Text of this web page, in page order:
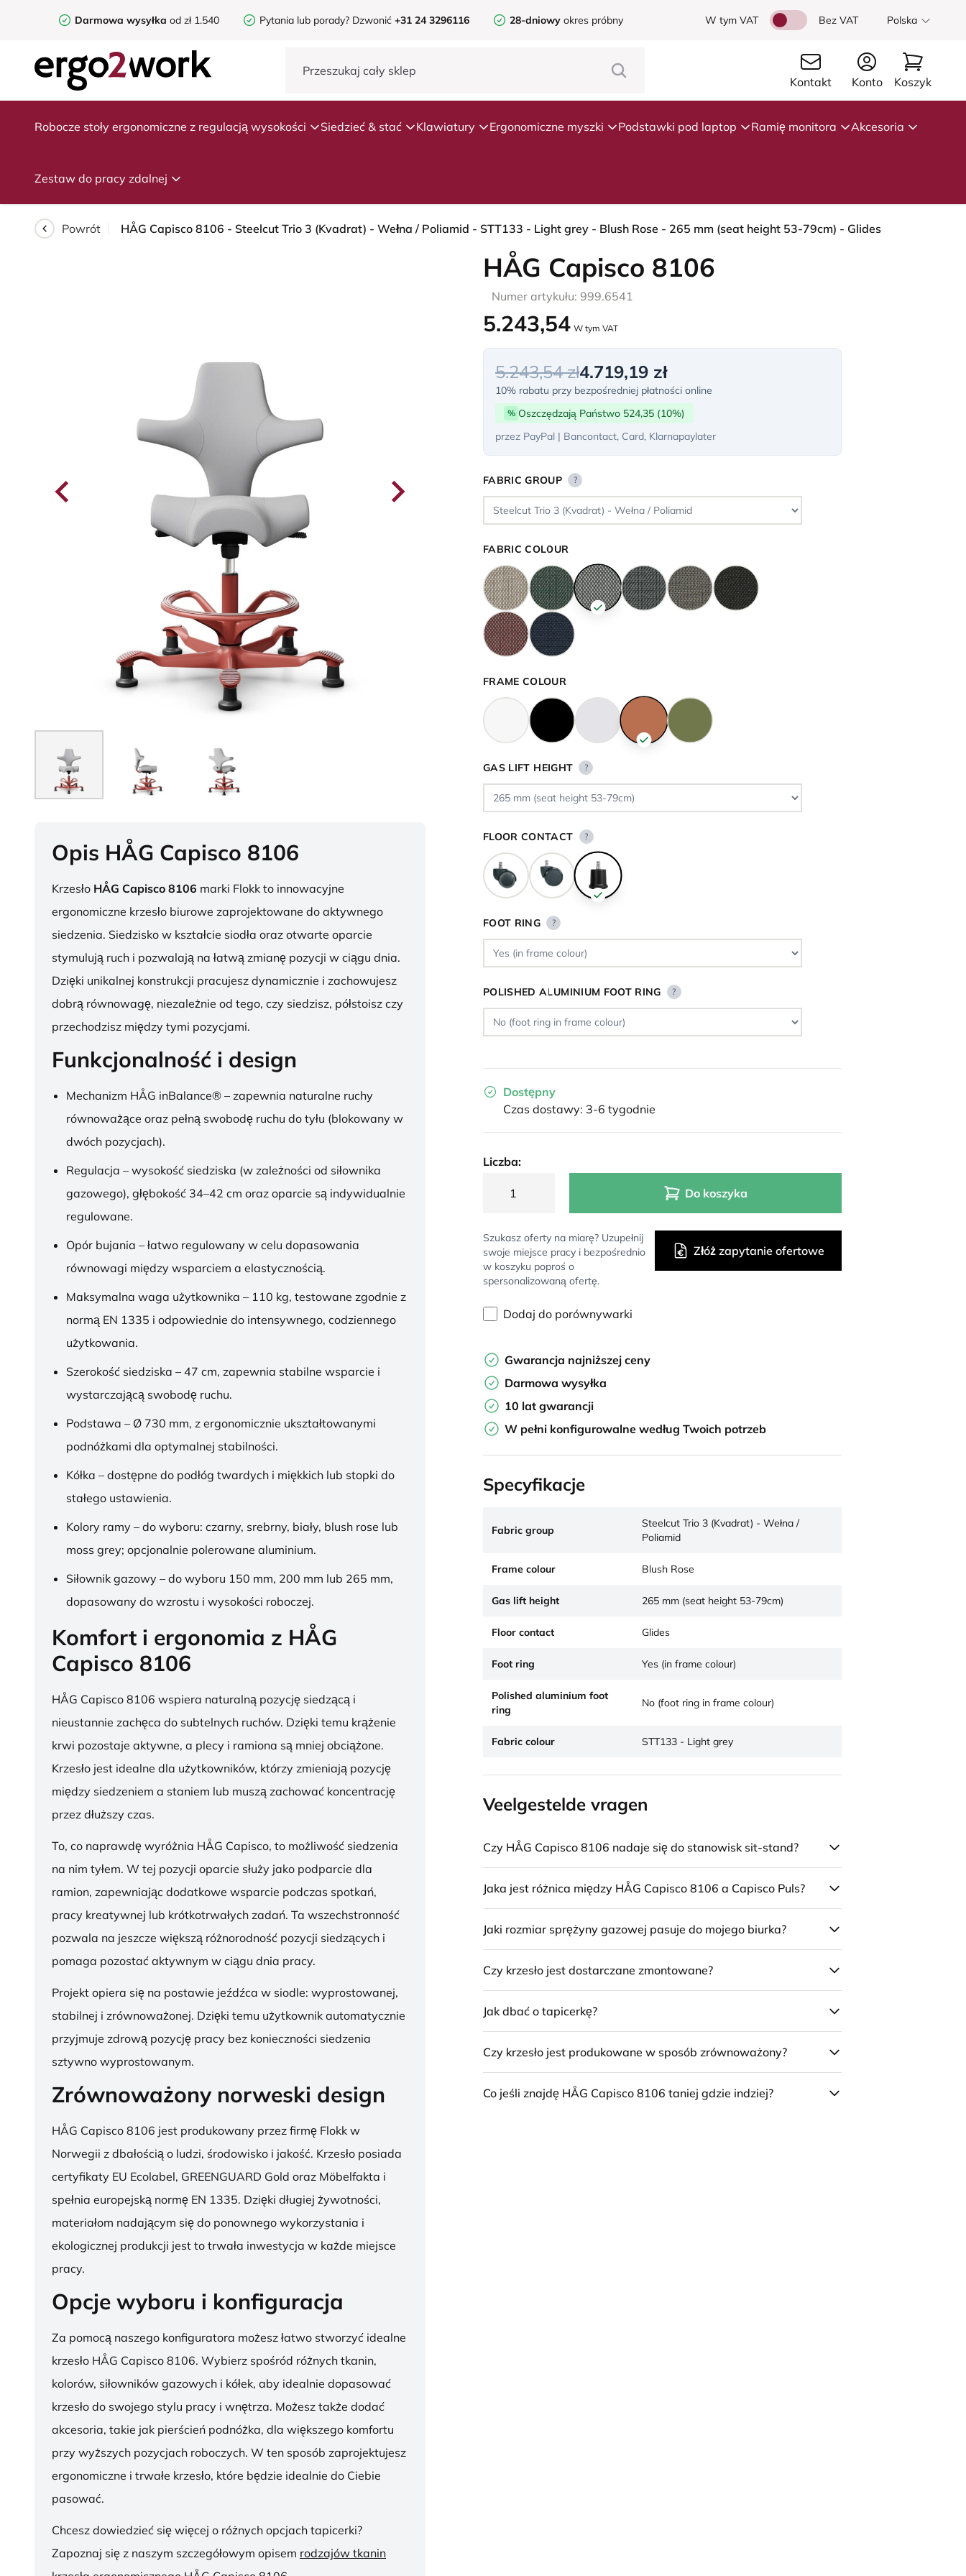
Darmowa wysyłka od zł 1.540 Pytania lub porady? Dzwonić +31 24 3296116 28-dniowy okres próbny W tym VAT Bez VAT Polska
Kontakt Konto Koszyk
Robocze stoły ergonomiczne z regulacją wysokości Siedzieć & stać Klawiatury Ergonomiczne myszki Podstawki pod laptop Ramię monitora Akcesoria
Zestaw do pracy zdalnej
Powrót HÅG Capisco 8106 - Steelcut Trio 3 (Kvadrat) - Wełna / Poliamid - STT133 - Light grey - Blush Rose - 265 mm (seat height 53-79cm) - Glides
Opis HÅG Capisco 8106
Krzesło HÅG Capisco 8106 marki Flokk to innowacyjne
ergonomiczne krzesło biurowe zaprojektowane do aktywnego
siedzenia. Siedzisko w kształcie siodła oraz otwarte oparcie
stymulują ruch i pozwalają na łatwą zmianę pozycji w ciągu dnia.
Dzięki unikalnej konstrukcji pracujesz dynamicznie i zachowujesz
dobrą równowagę, niezależnie od tego, czy siedzisz, półstoisz czy
przechodzisz między tymi pozycjami.
Funkcjonalność i design
Mechanizm HÅG inBalance® – zapewnia naturalne ruchy
równoważące oraz pełną swobodę ruchu do tyłu (blokowany w
dwóch pozycjach).
Regulacja – wysokość siedziska (w zależności od siłownika
gazowego), głębokość 34–42 cm oraz oparcie są indywidualnie
regulowane.
Opór bujania – łatwo regulowany w celu dopasowania
równowagi między wsparciem a elastycznością.
Maksymalna waga użytkownika – 110 kg, testowane zgodnie z
normą EN 1335 i odpowiednie do intensywnego, codziennego
użytkowania.
Szerokość siedziska – 47 cm, zapewnia stabilne wsparcie i
wystarczającą swobodę ruchu.
Podstawa – Ø 730 mm, z ergonomicznie ukształtowanymi
podnóżkami dla optymalnej stabilności.
Kółka – dostępne do podłóg twardych i miękkich lub stopki do
stałego ustawienia.
Kolory ramy – do wyboru: czarny, srebrny, biały, blush rose lub
moss grey; opcjonalnie polerowane aluminium.
Siłownik gazowy – do wyboru 150 mm, 200 mm lub 265 mm,
dopasowany do wzrostu i wysokości roboczej.
Komfort i ergonomia z HÅG
Capisco 8106
HÅG Capisco 8106 wspiera naturalną pozycję siedzącą i
nieustannie zachęca do subtelnych ruchów. Dzięki temu krążenie
krwi pozostaje aktywne, a plecy i ramiona są mniej obciążone.
Krzesło jest idealne dla użytkowników, którzy zmieniają pozycję
między siedzeniem a staniem lub muszą zachować koncentrację
przez dłuższy czas.
To, co naprawdę wyróżnia HÅG Capisco, to możliwość siedzenia
na nim tyłem. W tej pozycji oparcie służy jako podparcie dla
ramion, zapewniając dodatkowe wsparcie podczas spotkań,
pracy kreatywnej lub krótkotrwałych zadań. Ta wszechstronność
pozwala na jeszcze większą różnorodność pozycji siedzących i
pomaga pozostać aktywnym w ciągu dnia pracy.
Projekt opiera się na postawie jeźdźca w siodle: wyprostowanej,
stabilnej i zrównoważonej. Dzięki temu użytkownik automatycznie
przyjmuje zdrową pozycję pracy bez konieczności siedzenia
sztywno wyprostowanym.
Zrównoważony norweski design
HÅG Capisco 8106 jest produkowany przez firmę Flokk w
Norwegii z dbałością o ludzi, środowisko i jakość. Krzesło posiada
certyfikaty EU Ecolabel, GREENGUARD Gold oraz Möbelfakta i
spełnia europejską normę EN 1335. Dzięki długiej żywotności,
materiałom nadającym się do ponownego wykorzystania i
ekologicznej produkcji jest to trwała inwestycja w każde miejsce
pracy.
Opcje wyboru i konfiguracja
Za pomocą naszego konfiguratora możesz łatwo stworzyć idealne
krzesło HÅG Capisco 8106. Wybierz spośród różnych tkanin,
kolorów, siłowników gazowych i kółek, aby idealnie dopasować
krzesło do swojego stylu pracy i wnętrza. Możesz także dodać
akcesoria, takie jak pierścień podnóżka, dla większego komfortu
przy wyższych pozycjach roboczych. W ten sposób zaprojektujesz
ergonomiczne i trwałe krzesło, które będzie idealnie do Ciebie
pasować.
Chcesz dowiedzieć się więcej o różnych opcjach tapicerki?
Zapoznaj się z naszym szczegółowym opisem rodzajów tkanin
HÅG Capisco 8106
Numer artykułu: 999.6541
5.243,54 W tym VAT
5.243,54 zł4.719,19 zł
10% rabatu przy bezpośredniej płatności online
% Oszczędzają Państwo 524,35 (10%)
przez PayPal | Bancontact, Card, Klarnapaylater
FABRIC GROUP ?
FABRIC COLOUR
FRAME COLOUR
GAS LIFT HEIGHT ?
FLOOR CONTACT ?
FOOT RING ?
POLISHED ALUMINIUM FOOT RING ?
Dostępny
Czas dostawy: 3-6 tygodnie
Liczba:
Do koszyka
Szukasz oferty na miarę? Uzupełnij
swoje miejsce pracy i bezpośrednio
w koszyku poproś o
spersonalizowaną ofertę.
Złóż zapytanie ofertowe
Dodaj do porównywarki
Gwarancja najniższej ceny
Darmowa wysyłka
10 lat gwarancji
W pełni konfigurowalne według Twoich potrzeb
Specyfikacje
Fabric group
Steelcut Trio 3 (Kvadrat) - Wełna /
Poliamid
Frame colour Blush Rose
Gas lift height 265 mm (seat height 53-79cm)
Floor contact Glides
Foot ring Yes (in frame colour)
Polished aluminium foot
ring
No (foot ring in frame colour)
Fabric colour STT133 - Light grey
Veelgestelde vragen
Czy HÅG Capisco 8106 nadaje się do stanowisk sit-stand?
Jaka jest różnica między HÅG Capisco 8106 a Capisco Puls?
Jaki rozmiar sprężyny gazowej pasuje do mojego biurka?
Czy krzesło jest dostarczane zmontowane?
Jak dbać o tapicerkę?
Czy krzesło jest produkowane w sposób zrównoważony?
Co jeśli znajdę HÅG Capisco 8106 taniej gdzie indziej?